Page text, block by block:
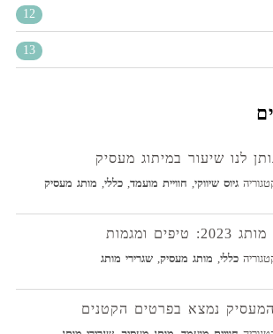
12
13
לנו שיעור במיתוג מעסיק
גיוס שיווקי, חוויית מועמד, כללי, מותג מעסיק
טיפים ומגמות
כללי, מותג מעסיק, שגרירי מותג
המעסיק נמצא בפרטים הקטנים